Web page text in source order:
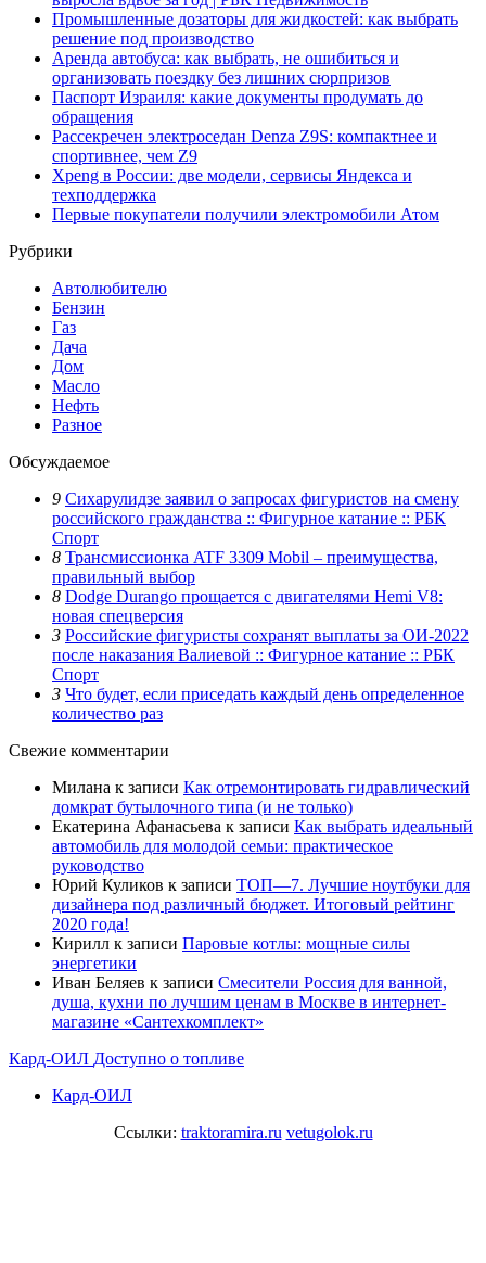
Промышленные дозаторы для жидкостей: как выбрать
решение под производство
Аренда автобуса: как выбрать, не ошибиться и
организовать поездку без лишних сюрпризов
Паспорт Израиля: какие документы продумать до
обращения
Рассекречен электроседан Denza Z9S: компактнее и
спортивнее, чем Z9
Xpeng в России: две модели, сервисы Яндекса и
техподдержка
Первые покупатели получили электромобили Атом
Рубрики
Автолюбителю
Бензин
Газ
Дача
Дом
Масло
Нефть
Разное
Обсуждаемое
9 Сихарулидзе заявил о запросах фигуристов на смену
российского гражданства :: Фигурное катание :: РБК
Спорт
8 Трансмиссионка ATF 3309 Mobil – преимущества,
правильный выбор
8 Dodge Durango прощается с двигателями Hemi V8:
новая спецверсия
3 Российские фигуристы сохранят выплаты за ОИ-2022
после наказания Валиевой :: Фигурное катание :: РБК
Спорт
3 Что будет, если приседать каждый день определенное
количество раз
Свежие комментарии
Милана к записи Как отремонтировать гидравлический
домкрат бутылочного типа (и не только)
Екатерина Афанасьева к записи Как выбрать идеальный
автомобиль для молодой семьи: практическое
руководство
Юрий Куликов к записи ТОП—7. Лучшие ноутбуки для
дизайнера под различный бюджет. Итоговый рейтинг
2020 года!
Кирилл к записи Паровые котлы: мощные силы
энергетики
Иван Беляев к записи Cмесители Россия для ванной,
душа, кухни по лучшим ценам в Москве в интернет-
магазине «Сантехкомплект»
Кард-ОИЛ Доступно о топливе
Кард-ОИЛ
Ссылки: traktoramira.ru vetugolok.ru